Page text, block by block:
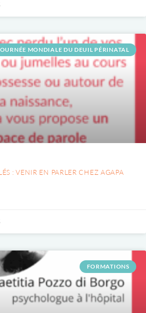
MONDIALE DU DEUIL PÉRINATAL
: VENIR EN PARLER CHEZ AGAPA
FORMATIONS